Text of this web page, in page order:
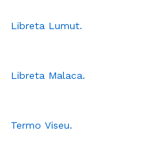
Libreta Lumut.
Libreta Malaca.
Termo Viseu.